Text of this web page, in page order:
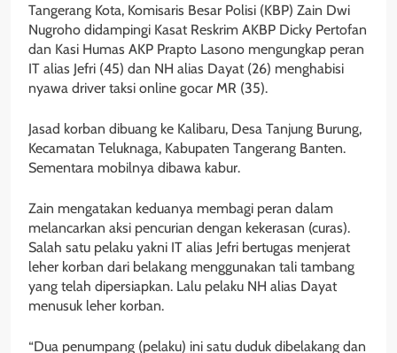
Tangerang Kota, Komisaris Besar Polisi (KBP) Zain Dwi
Nugroho didampingi Kasat Reskrim AKBP Dicky Pertofan
dan Kasi Humas AKP Prapto Lasono mengungkap peran
IT alias Jefri (45) dan NH alias Dayat (26) menghabisi
nyawa driver taksi online gocar MR (35).
Jasad korban dibuang ke Kalibaru, Desa Tanjung Burung,
Kecamatan Teluknaga, Kabupaten Tangerang Banten.
Sementara mobilnya dibawa kabur.
Zain mengatakan keduanya membagi peran dalam
melancarkan aksi pencurian dengan kekerasan (curas).
Salah satu pelaku yakni IT alias Jefri bertugas menjerat
leher korban dari belakang menggunakan tali tambang
yang telah dipersiapkan. Lalu pelaku NH alias Dayat
menusuk leher korban.
“Dua penumpang (pelaku) ini satu duduk dibelakang dan